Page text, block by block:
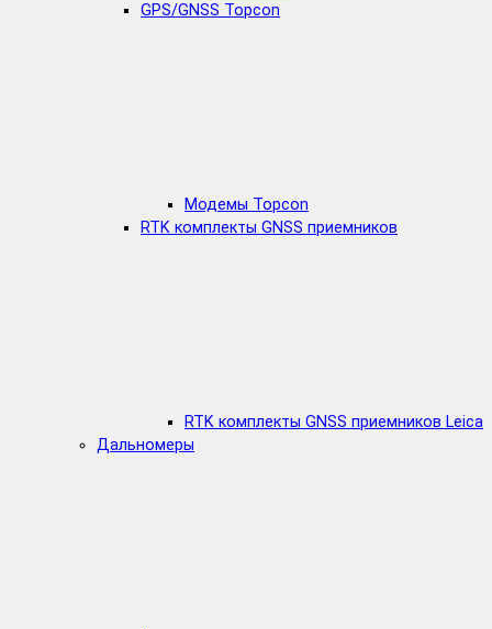
GPS/GNSS Topcon
Модемы Topcon
RTK комплекты GNSS приемников
RTK комплекты GNSS приемников Leica
Дальномеры